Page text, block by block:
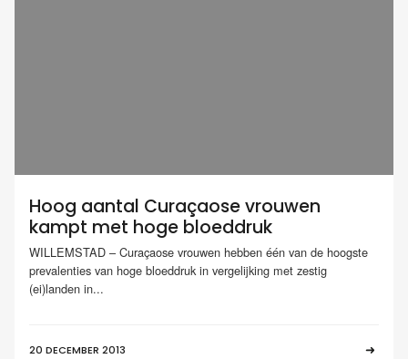
Hoog aantal Curaçaose vrouwen
kampt met hoge bloeddruk
WILLEMSTAD – Curaçaose vrouwen hebben één van de hoogste
prevalenties van hoge bloeddruk in vergelijking met zestig
(ei)landen in...
20 DECEMBER 2013